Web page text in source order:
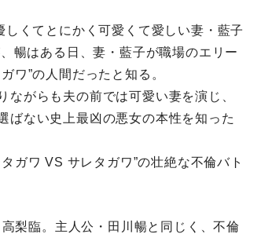
くてとにかく可愛くて愛しい妻・藍子
暢はある日、妻・藍子が職場のエリー
ワ”の人間だったと知る。
がらも夫の前では可愛い妻を演じ、
ばない史上最凶の悪女の本性を知った
ガワ VS サレタガワ”の壮絶な不倫バト
梨臨。主人公・田川暢と同じく、不倫